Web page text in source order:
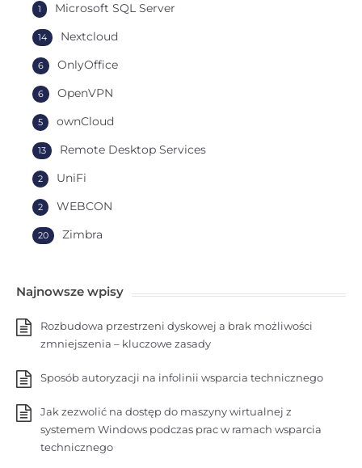
Microsoft SQL Server
1
Nextcloud
14
OnlyOffice
6
OpenVPN
6
ownCloud
5
Remote Desktop Services
13
UniFi
2
WEBCON
2
Zimbra
20
Najnowsze wpisy
Rozbudowa przestrzeni dyskowej a brak możliwości
zmniejszenia – kluczowe zasady
Sposób autoryzacji na infolinii wsparcia technicznego
Jak zezwolić na dostęp do maszyny wirtualnej z
systemem Windows podczas prac w ramach wsparcia
technicznego